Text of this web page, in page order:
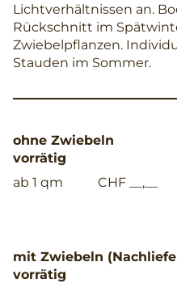
Lichtverhältnissen an.
Rückschnitt im
Zwiebelpflanzen.
Stauden im Sommer.
ohne Zwiebeln
vorrätig
ab 1 qm
CHF __,__
mit Zwiebeln
vorrätig